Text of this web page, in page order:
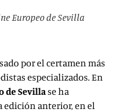
Europeo de Sevilla
por el certamen más
especializados. En
de Sevillase ha
edición anterior, en el